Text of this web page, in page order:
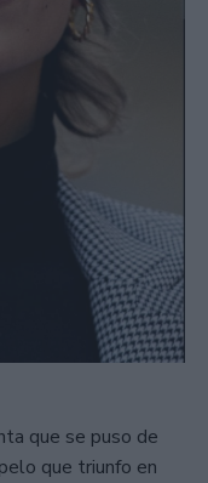
que se puso de
que triunfo en